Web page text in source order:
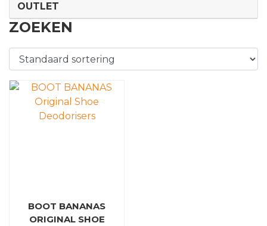
OUTLET
ZOEKEN
BOOT BANANAS
ORIGINAL SHOE